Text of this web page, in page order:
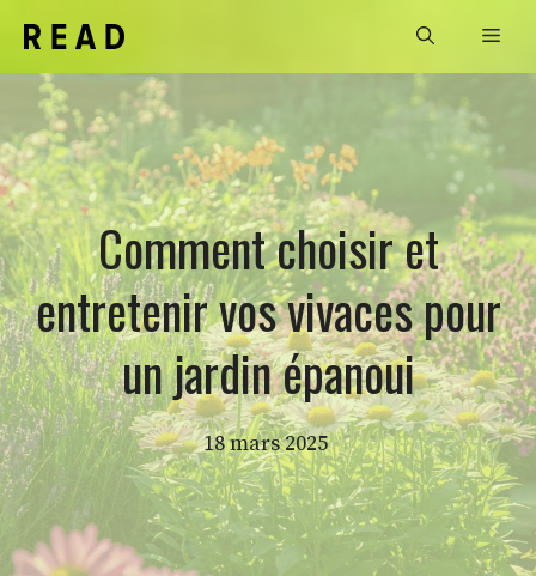
contenu
Comment choisir et
entretenir vos vivaces pour
un jardin épanoui
18 mars 2025